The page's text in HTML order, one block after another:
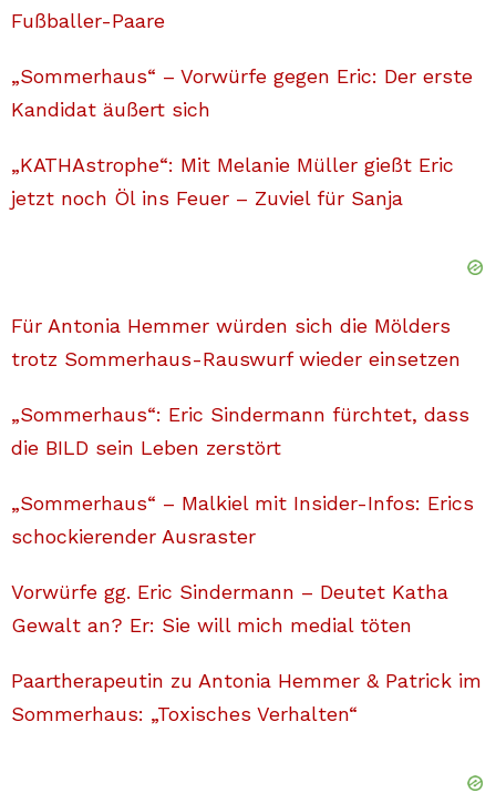
Fußballer-Paare
„Sommerhaus“ – Vorwürfe gegen Eric: Der erste
Kandidat äußert sich
„KATHAstrophe“: Mit Melanie Müller gießt Eric
jetzt noch Öl ins Feuer – Zuviel für Sanja
Für Antonia Hemmer würden sich die Mölders
trotz Sommerhaus-Rauswurf wieder einsetzen
„Sommerhaus“: Eric Sindermann fürchtet, dass
die BILD sein Leben zerstört
„Sommerhaus“ – Malkiel mit Insider-Infos: Erics
schockierender Ausraster
Vorwürfe gg. Eric Sindermann – Deutet Katha
Gewalt an? Er: Sie will mich medial töten
Paartherapeutin zu Antonia Hemmer & Patrick im
Sommerhaus: „Toxisches Verhalten“